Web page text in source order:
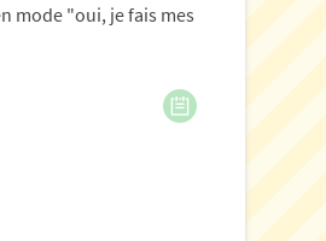
mode "oui, je fais mes